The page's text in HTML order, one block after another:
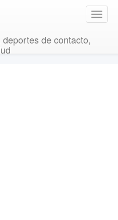
T
o
de contacto,